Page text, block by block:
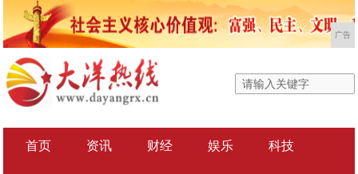
广告
首页 资讯 财经 娱乐 科技